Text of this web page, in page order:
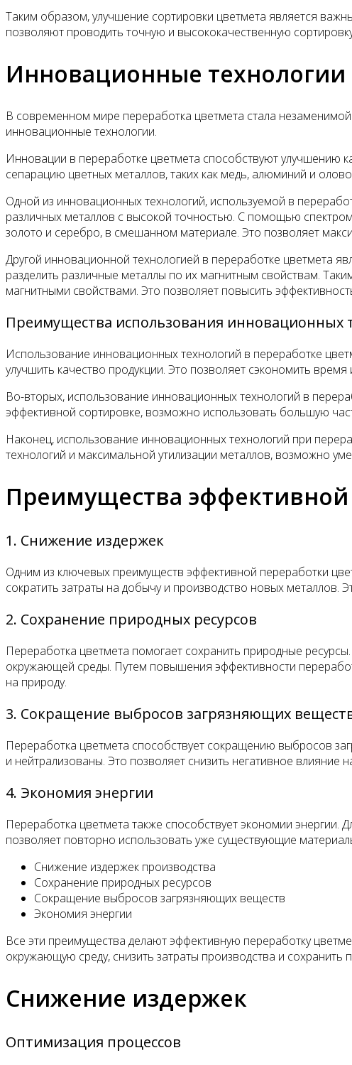
Таким образом, улучшение сортировки цветмета является
позволяют проводить точную и высококачественную
Инновационные технологии
В современном мире переработка цветмета стала
инновационные технологии.
Инновации в переработке цветмета способствуют улучшению
сепарацию цветных металлов, таких как медь, алюминий и
Одной из инновационных технологий, используемой в
различных металлов с высокой точностью. С помощью
золото и серебро, в смешанном материале. Это позволяет
Другой инновационной технологией в переработке цветмета
разделить различные металлы по их магнитным свойствам.
магнитными свойствами. Это позволяет повысить
Преимущества использования инновационных
Использование инновационных технологий в переработке
улучшить качество продукции. Это позволяет сэкономить
Во-вторых, использование инновационных технологий в
эффективной сортировке, возможно использовать большую
Наконец, использование инновационных технологий при
технологий и максимальной утилизации металлов, возможно
Преимущества
1. Снижение издержек
Одним из ключевых преимуществ эффективной переработки
сократить затраты на добычу и производство новых металлов.
2. Сохранение природных ресурсов
Переработка цветмета помогает сохранить природные
окружающей среды. Путем повышения эффективности
на природу.
3. Сокращение выбросов загрязняющих
Переработка цветмета способствует сокращению выбросов
и нейтрализованы. Это позволяет снизить негативное
4. Экономия энергии
Переработка цветмета также способствует экономии энергии.
позволяет повторно использовать уже существующие
Снижение издержек производства
Сохранение природных ресурсов
Сокращение выбросов загрязняющих веществ
Экономия энергии
Все эти преимущества делают эффективную переработку
окружающую среду, снизить затраты производства и
Снижение издержек
Оптимизация процессов